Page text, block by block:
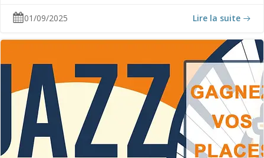
01/09/2025 Lire la suite